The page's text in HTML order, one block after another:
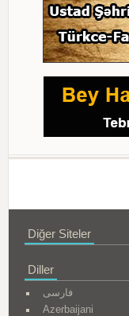
Diğer Siteler
Diller
فارسی
Azerbaijani